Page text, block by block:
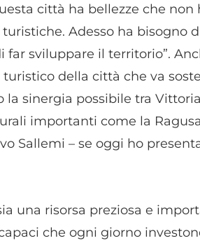
città ha bellezze che non
Adesso ha bisogno
sviluppare il territorio”.
della città che va
sinergia possibile tra
importanti come la
Sallemi – se oggi ho
una risorsa preziosa e
che ogni giorno